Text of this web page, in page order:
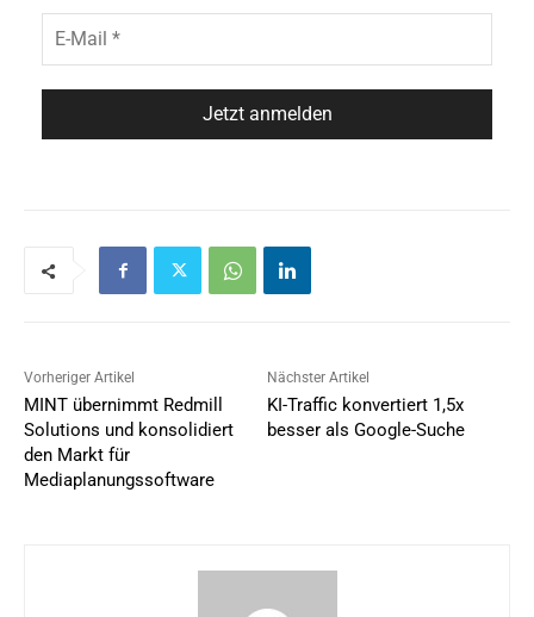
Vorheriger Artikel
MINT übernimmt Redmill
Solutions und konsolidiert
den Markt für
Mediaplanungssoftware
Nächster Artikel
KI-Traffic konvertiert 1,5x
besser als Google-Suche